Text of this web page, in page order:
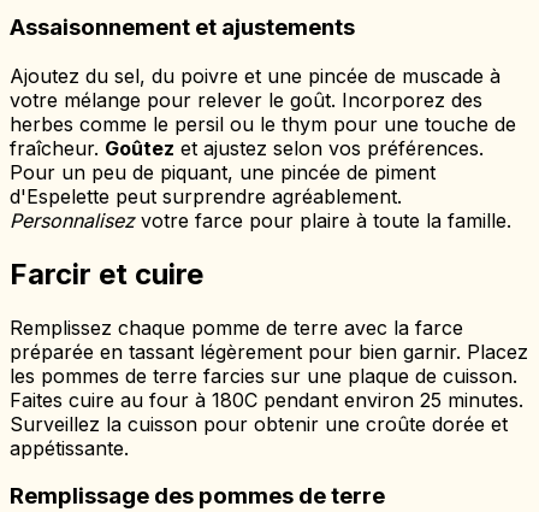
Assaisonnement et ajustements
Ajoutez du sel, du poivre et une pincée de muscade à
votre mélange pour relever le goût. Incorporez des
herbes comme le persil ou le thym pour une touche de
fraîcheur. Goûtez et ajustez selon vos préférences.
Pour un peu de piquant, une pincée de piment
d'Espelette peut surprendre agréablement.
Personnalisezvotre farce pour plaire à toute la famille.
Farcir et cuire
Remplissez chaque pomme de terre avec la farce
préparée en tassant légèrement pour bien garnir. Placez
les pommes de terre farcies sur une plaque de cuisson.
Faites cuire au four à 180C pendant environ 25 minutes.
Surveillez la cuisson pour obtenir une croûte dorée et
appétissante.
Remplissage des pommes de terre